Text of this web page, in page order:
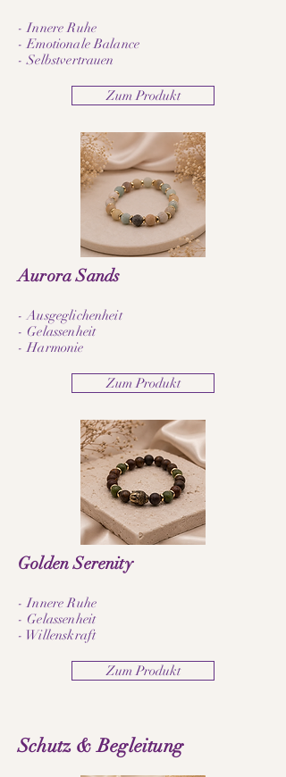
- Innere Ruhe
- Emotionale Balance
- Selbstvertrauen
Zum Produkt
Aurora Sands
- Ausgeglichenheit
- Gelassenheit
- Harmonie
Zum Produkt
Golden Serenity
- Innere Ruhe
- Gelassenheit
- Willenskraft
Zum Produkt
Schutz & Begleitung